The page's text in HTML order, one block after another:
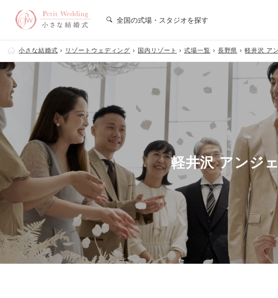
全国の式場・スタジオを探す
小さな結婚式 リゾートウェディング 国内リゾート 式場一覧 長野県 軽井沢 ア
軽井沢 アンジ